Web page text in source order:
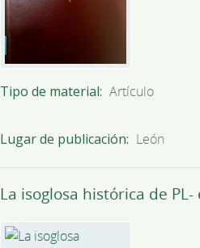
Tipo de material Artículo
Lugar de publicación
León
La isoglosa histórica de PL-